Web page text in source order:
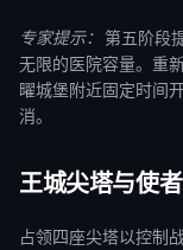
专家提示： 第五阶段
无限的医院容量。重
曜城堡附近固定时间
消。
王城尖塔与使
占领四座尖塔以控制